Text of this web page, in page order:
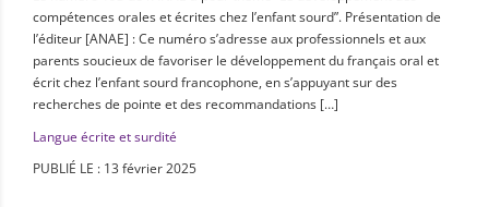
compétences orales et écrites chez l’enfant sourd”. Présentation de
l’éditeur [ANAE] : Ce numéro s’adresse aux professionnels et aux
parents soucieux de favoriser le développement du français oral et
écrit chez l’enfant sourd francophone, en s’appuyant sur des
recherches de pointe et des recommandations […]
Langue écrite et surdité
PUBLIÉ LE : 13 février 2025